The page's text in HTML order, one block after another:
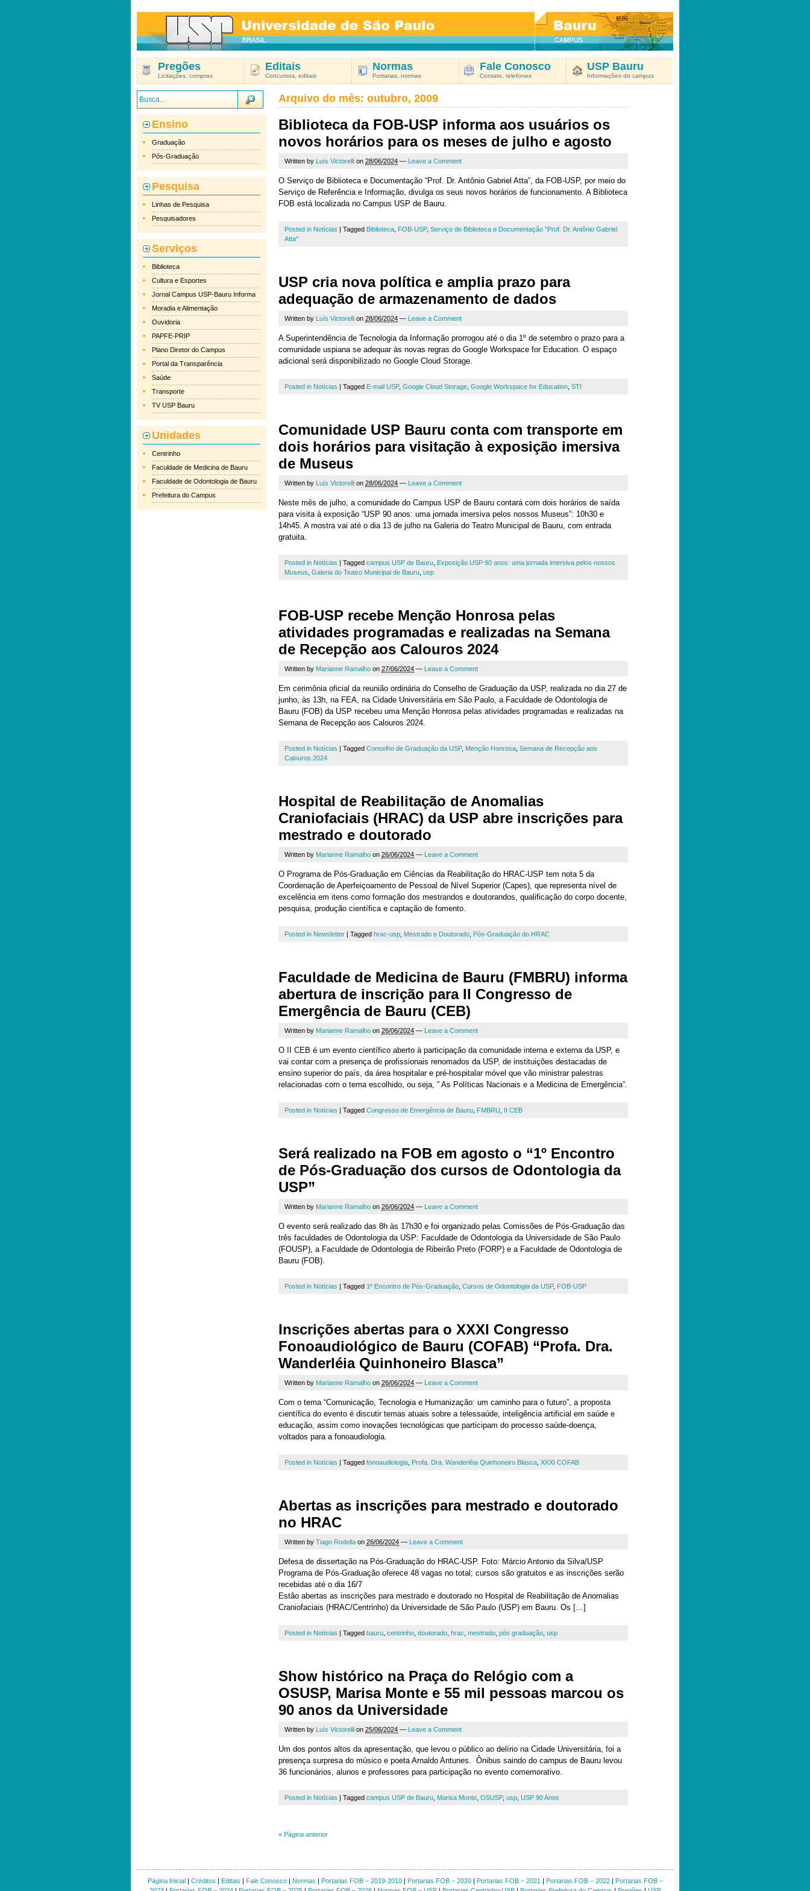
Pregões
Licitações, compras
Editais
Concursos, editais
Normas
Portarias, normas
Fale Conosco
Contato, telefones
USP Bauru
Informações do campus
Ensino
Graduação
Pós-Graduação
Pesquisa
Linhas de Pesquisa
Pesquisadores
Serviços
Biblioteca
Cultura e Esportes
Jornal Campus USP-Bauru Informa
Moradia e Alimentação
Ouvidoria
PAPFE-PRIP
Plano Diretor do Campus
Portal da Transparência
Saúde
Transporte
TV USP Bauru
Unidades
Centrinho
Faculdade de Medicina de Bauru
Faculdade de Odontologia de Bauru
Prefeitura do Campus
Arquivo do mês: outubro, 2009
Biblioteca da FOB-USP informa aos usuários os
novos horários para os meses de julho e agosto
Written by Luís Victorelli on 28/06/2024 — Leave a Comment
O Serviço de Biblioteca e Documentação “Prof. Dr. Antônio Gabriel Atta”, da FOB-USP, por meio do
Serviço de Referência e Informação, divulga os seus novos horários de funcionamento. A Biblioteca
FOB está localizada no Campus USP de Bauru.
Posted in Notícias | Tagged Biblioteca FOB-USP, Serviço de Biblioteca e Documentação "Prof. Dr. Antônio Gabriel
Atta"
USP cria nova política e amplia prazo para
adequação de armazenamento de dados
Written by Luís Victorelli on 28/06/2024 — Leave a Comment
A Superintendência de Tecnologia da Informação prorrogou até o dia 1º de setembro o prazo para a
comunidade uspiana se adequar às novas regras do Google Workspace for Education. O espaço
adicional será disponibilizado no Google Cloud Storage.
Posted in Notícias | Tagged E-mail USP, Google Cloud Storage Google Workspace for Education STI
Comunidade USP Bauru conta com transporte em
dois horários para visitação à exposição imersiva
de Museus
Written by Luís Victorelli on 28/06/2024 — Leave a Comment
Neste mês de julho, a comunidade do Campus USP de Bauru contará com dois horários de saída
para visita à exposição “USP 90 anos: uma jornada imersiva pelos nossos Museus”: 10h30 e
14h45. A mostra vai até o dia 13 de julho na Galeria do Teatro Municipal de Bauru, com entrada
gratuita.
Posted in Notícias | Tagged campus USP de Bauru Exposição USP 90 anos: uma jornada imersiva pelos nossos
Museus Galeria do Teatro Municipal de Bauru usp
FOB-USP recebe Menção Honrosa pelas
atividades programadas e realizadas na Semana
de Recepção aos Calouros 2024
Written by Marianne Ramalho on 27/06/2024 — Leave a Comment
Em cerimônia oficial da reunião ordinária do Conselho de Graduação da USP, realizada no dia 27 de
junho, às 13h, na FEA, na Cidade Universitária em São Paulo, a Faculdade de Odontologia de
Bauru (FOB) da USP recebeu uma Menção Honrosa pelas atividades programadas e realizadas na
Semana de Recepção aos Calouros 2024.
Posted in Notícias | Tagged Conselho de Graduação da USP, Menção Honrosa Semana de Recepção aos
Calouros 2024
Hospital de Reabilitação de Anomalias
Craniofaciais (HRAC) da USP abre inscrições para
mestrado e doutorado
Written by Marianne Ramalho on 26/06/2024 — Leave a Comment
O Programa de Pós-Graduação em Ciências da Reabilitação do HRAC-USP tem nota 5 da
Coordenação de Aperfeiçoamento de Pessoal de Nível Superior (Capes), que representa nível de
excelência em itens como formação dos mestrandos e doutorandos, qualificação do corpo docente,
pesquisa, produção científica e captação de fomento.
Posted in Newsletter | Tagged hrac-usp Mestrado e Doutorado Pós-Graduação do HRAC
Faculdade de Medicina de Bauru (FMBRU) informa
abertura de inscrição para II Congresso de
Emergência de Bauru (CEB)
Written by Marianne Ramalho on 26/06/2024 — Leave a Comment
O II CEB é um evento científico aberto à participação da comunidade interna e externa da USP, e
vai contar com a presença de profissionais renomados da USP, de instituições destacadas de
ensino superior do país, da área hospitalar e pré-hospitalar móvel que vão ministrar palestras
relacionadas com o tema escolhido, ou seja, ” As Políticas Nacionais e a Medicina de Emergência”.
Posted in Notícias | Tagged Congresso de Emergência de Bauru FMBRU II CEB
Será realizado na FOB em agosto o “1º Encontro
de Pós-Graduação dos cursos de Odontologia da
USP”
Written by Marianne Ramalho on 26/06/2024 — Leave a Comment
O evento será realizado das 8h às 17h30 e foi organizado pelas Comissões de Pós-Graduação das
três faculdades de Odontologia da USP: Faculdade de Odontologia da Universidade de São Paulo
(FOUSP), a Faculdade de Odontologia de Ribeirão Preto (FORP) e a Faculdade de Odontologia de
Bauru (FOB).
Posted in Notícias | Tagged 1º Encontro de Pós-Graduação Cursos de Odontologia da USP, FOB-USP
Inscrições abertas para o XXXI Congresso
Fonoaudiológico de Bauru (COFAB) “Profa. Dra.
Wanderléia Quinhoneiro Blasca”
Written by Marianne Ramalho on 26/06/2024 — Leave a Comment
Com o tema “Comunicação, Tecnologia e Humanização: um caminho para o futuro”, a proposta
científica do evento é discutir temas atuais sobre a telessaúde, inteligência artificial em saúde e
educação, assim como inovações tecnológicas que participam do processo saúde-doença,
voltados para a fonoaudiologia.
Posted in Notícias | Tagged fonoaudiologia Profa. Dra. Wanderléia Quinhoneiro Blasca XXXI COFAB
Abertas as inscrições para mestrado e doutorado
no HRAC
Written by Tiago Rodella on 26/06/2024 — Leave a Comment
Defesa de dissertação na Pós-Graduação do HRAC-USP. Foto: Márcio Antonio da Silva/USP
Programa de Pós-Graduação oferece 48 vagas no total; cursos são gratuitos e as inscrições serão
recebidas até o dia 16/7
Estão abertas as inscrições para mestrado e doutorado no Hospital de Reabilitação de Anomalias
Craniofaciais (HRAC/Centrinho) da Universidade de São Paulo (USP) em Bauru. Os […]
Posted in Notícias | Tagged bauru centrinho doutorado hrac mestrado pós graduação usp
Show histórico na Praça do Relógio com a
OSUSP, Marisa Monte e 55 mil pessoas marcou os
90 anos da Universidade
Written by Luís Victorelli on 25/06/2024 — Leave a Comment
Um dos pontos altos da apresentação, que levou o público ao delírio na Cidade Universitária, foi a
presença surpresa do músico e poeta Arnaldo Antunes. Ônibus saindo do campus de Bauru levou
36 funcionários, alunos e professores para participação no evento comemorativo.
Posted in Notícias | Tagged campus USP de Bauru Marisa Monte OSUSP, usp USP 90 Anos
« Página anterior
Página Inicial| Créditos | Editais | Fale Conosco| Normas | Portarias FOB – 2019-2010| Portarias FOB – 2020| Portarias FOB – 2021 | Portarias FOB – 2022| Portarias FOB –